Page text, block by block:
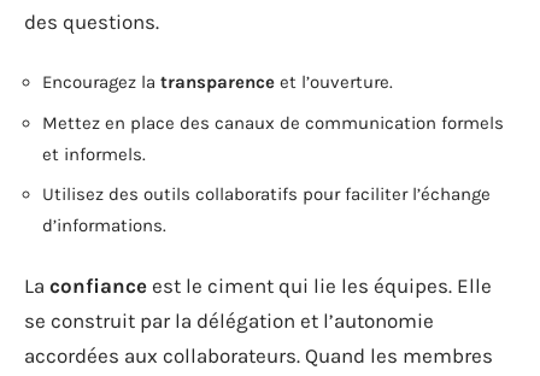
des questions.
Encouragez la transparence et l’ouverture.
Mettez en place des canaux de communication formels
et informels.
Utilisez des outils collaboratifs pour faciliter l’échange
d’informations.
La confiance est le ciment qui lie les équipes. Elle
se construit par la délégation et l’autonomie
accordées aux collaborateurs. Quand les membres